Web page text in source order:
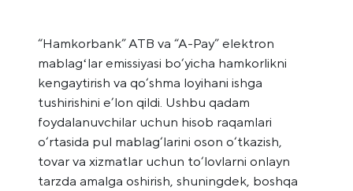
“Hamkorbank” ATB va “A-Pay” elektron
mablagʻlar emissiyasi bo‘yicha hamkorlikni
kengaytirish va qo‘shma loyihani ishga
tushirishini e’lon qildi. Ushbu qadam
foydalanuvchilar uchun hisob raqamlari
o‘rtasida pul mablag‘larini oson o‘tkazish,
tovar va xizmatlar uchun to‘lovlarni onlayn
tarzda amalga oshirish, shuningdek, boshqa